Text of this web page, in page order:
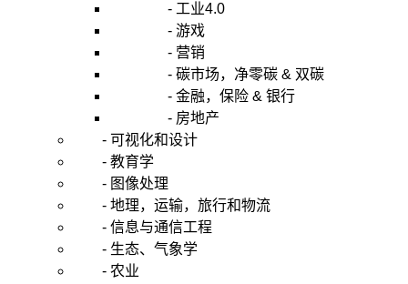
- 工业4.0
- 游戏
- 营销
- 碳市场，净零碳 & 双碳
- 金融，保险 & 银行
- 房地产
- 可视化和设计
- 教育学
- 图像处理
- 地理，运输，旅行和物流
- 信息与通信工程
- 生态、气象学
- 农业